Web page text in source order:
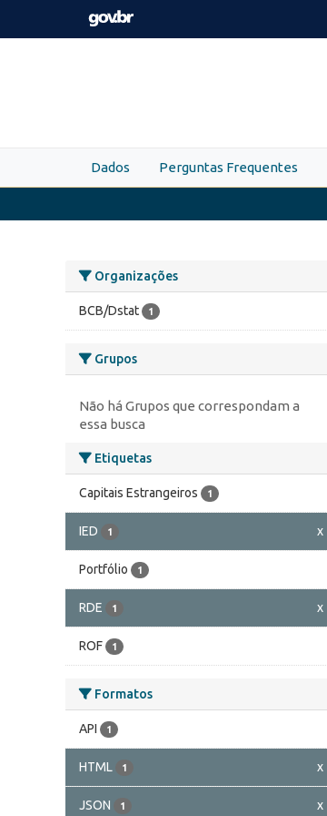
Skip to main content
Dados Perguntas Frequentes
Organizações
BCB/Dstat 1
Grupos
Não há Grupos que correspondam a
essa busca
Etiquetas
Capitais Estrangeiros 1
IED 1 x
Portfólio 1
RDE 1 x
ROF 1
Formatos
API 1
HTML 1 x
JSON 1 x